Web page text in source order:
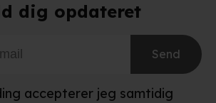
dig opdateret
Send
accepterer jeg samtidig